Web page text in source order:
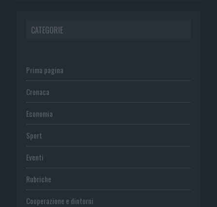
CATEGORIE
Prima pagina
Cronaca
Economia
Sport
Eventi
Rubriche
Cooperazione e dintorni